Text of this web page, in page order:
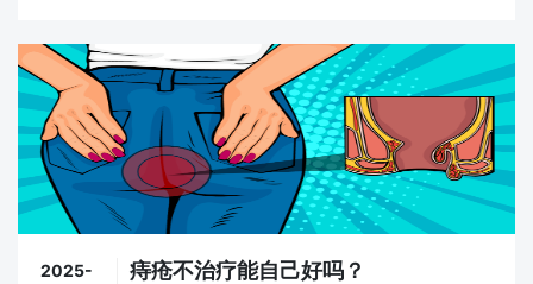
2025-
痔疮不治疗能自己好吗？